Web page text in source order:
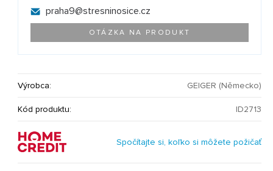
praha9@stresninosice.cz
OTÁZKA NA PRODUKT
Výrobca: GEIGER (Německo)
Kód produktu: ID2713
Spočítajte si, koľko si môžete požičať